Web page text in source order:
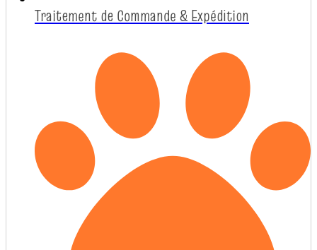
Traitement de Commande & Expédition